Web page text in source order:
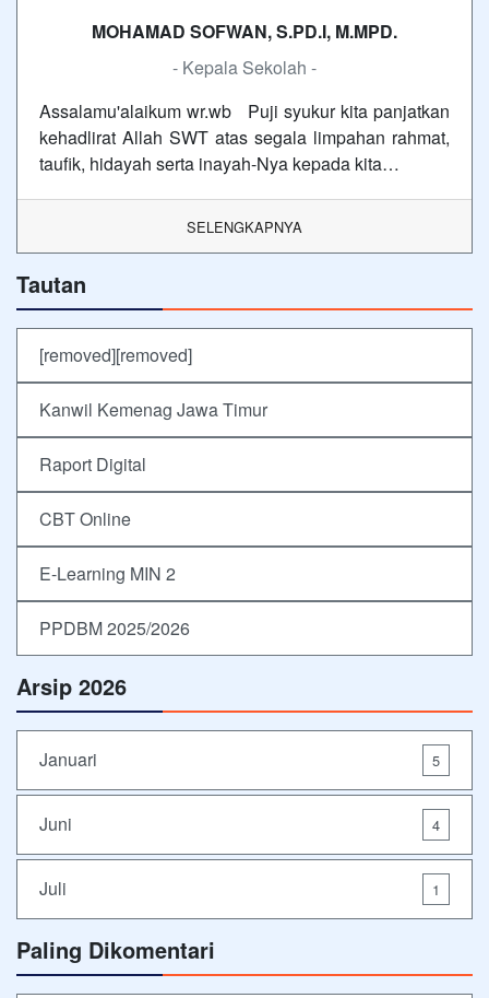
MOHAMAD SOFWAN, S.PD.I, M.MPD.
- Kepala Sekolah -
Assalamu'alaikum wr.wb Puji syukur kita panjatkan
kehadlirat Allah SWT atas segala limpahan rahmat,
taufik, hidayah serta inayah-Nya kepada kita…
SELENGKAPNYA
Tautan
[removed][removed]
Kanwil Kemenag Jawa Timur
Raport Digital
CBT Online
E-Learning MIN 2
PPDBM 2025/2026
Arsip 2026
Januari 5
Juni 4
Juli 1
Paling Dikomentari